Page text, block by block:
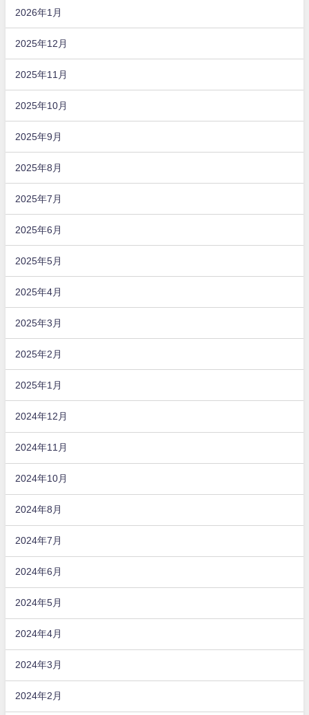
2026年1月
2025年12月
2025年11月
2025年10月
2025年9月
2025年8月
2025年7月
2025年6月
2025年5月
2025年4月
2025年3月
2025年2月
2025年1月
2024年12月
2024年11月
2024年10月
2024年8月
2024年7月
2024年6月
2024年5月
2024年4月
2024年3月
2024年2月